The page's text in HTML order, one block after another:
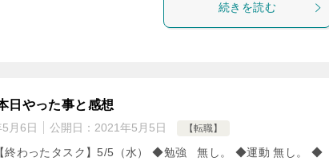
続きを読む
日やった事と感想
月6日 公開日： 2021年5月5日 【転職】
終わったタスク】5/5（水） ◆勉強 無し。 ◆運動 無し。 ◆